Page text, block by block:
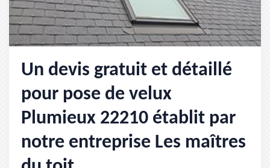
Un devis gratuit et détaillé
pour pose de velux
Plumieux 22210 établit par
notre entreprise Les maîtres